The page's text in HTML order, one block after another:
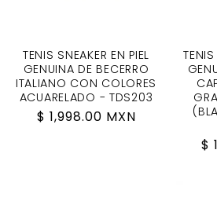
TENIS SNEAKER EN PIEL
GENUINA DE BECERRO
ITALIANO CON COLORES
ACUARELADO - TDS203
Regular
$ 1,998.00 MXN
$